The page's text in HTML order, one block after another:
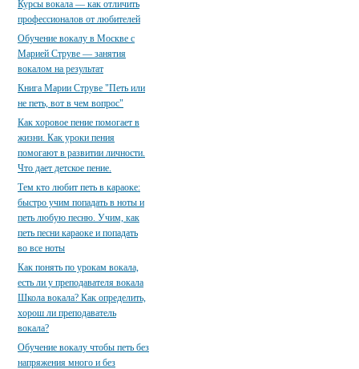
Курсы вокала — как отличить
профессионалов от любителей
Обучение вокалу в Москве с
Марией Струве — занятия
вокалом на результат
Книга Марии Струве "Петь или
не петь, вот в чем вопрос"
Как хоровое пение помогает в
жизни. Как уроки пения
помогают в развитии личности.
Что дает детское пение.
Тем кто любит петь в караоке:
быстро учим попадать в ноты и
петь любую песню. Учим, как
петь песни караоке и попадать
во все ноты
Как понять по урокам вокала,
есть ли у преподавателя вокала
Школа вокала? Как определить,
хорош ли преподаватель
вокала?
Обучение вокалу чтобы петь без
напряжения много и без